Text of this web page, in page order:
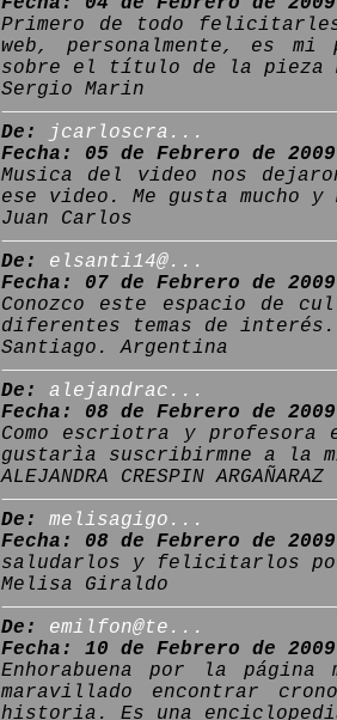
Primero de todo
web, personalmente, es mi
sobre el título de la pieza
Sergio Marin
De:
jcarloscra...
Fecha: 05 de Febrero de 2009
Musica del video nos
ese video. Me gusta mucho
Juan Carlos
De:
elsanti14@...
Fecha: 07 de Febrero de 2009
Conozco este espacio de
diferentes temas de
Santiago. Argentina
De:
alejandrac...
Fecha: 08 de Febrero de 2009
Como escriotra y
gustarìa suscribirmne a la
ALEJANDRA CRESPIN ARGAÑARAZ
De:
melisagigo...
Fecha: 08 de Febrero de 2009
saludarlos y felicitarlos
Melisa Giraldo
De:
emilfon@te...
Fecha: 10 de Febrero de 2009
Enhorabuena por la
maravillado encontrar
historia. Es una